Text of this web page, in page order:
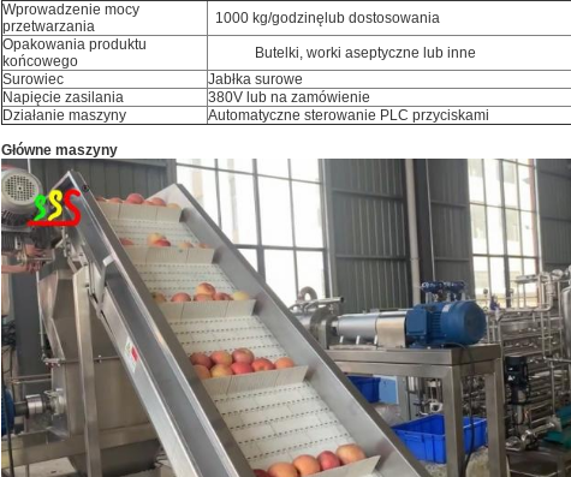
Wprowadzenie mocy
przetwarzania
1000 kg/godzinę lub dostosowania
Opakowania produktu
końcowego
Butelki, worki aseptyczne lub inne
Surowiec
Jabłka surowe
Napięcie zasilania
380V lub na zamówienie
Działanie maszyny
Automatyczne sterowanie PLC przyciskami
Główne maszyny